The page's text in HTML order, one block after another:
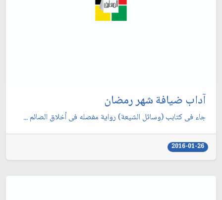
آداب ضيافة شهر رمضان
جاء فى كتابب (وساثل الشيعة) رواية مفصله فى أخلاق الصائم ...
2016-01-26